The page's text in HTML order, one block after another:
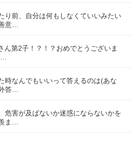
り前、自分は何もしなくていいみたい
意…
ん第2子！？！？おめでとうございま
時なんでもいいって答えるのは(あな
答…
危害が及ばないか迷惑にならないかを
ま…